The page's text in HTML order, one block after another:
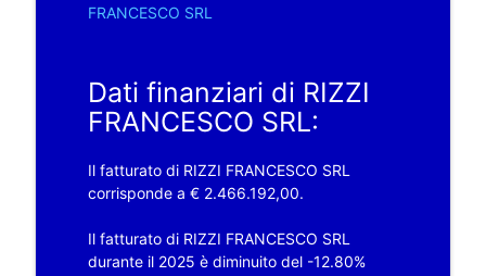
FRANCESCO SRL
Dati finanziari di RIZZI
FRANCESCO SRL:
Il fatturato di RIZZI FRANCESCO SRL
corrisponde a € 2.466.192,00.
Il fatturato di RIZZI FRANCESCO SRL
durante il 2025 è diminuito del -12.80%